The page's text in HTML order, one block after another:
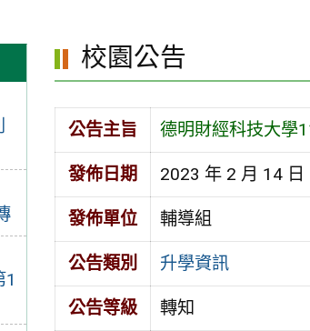
校園公告
公告主旨 德明財經科技大學
發佈日期 2023 年 2 月 14 日
發佈單位 輔導組
公告類別 升學資訊
公告等級 轉知